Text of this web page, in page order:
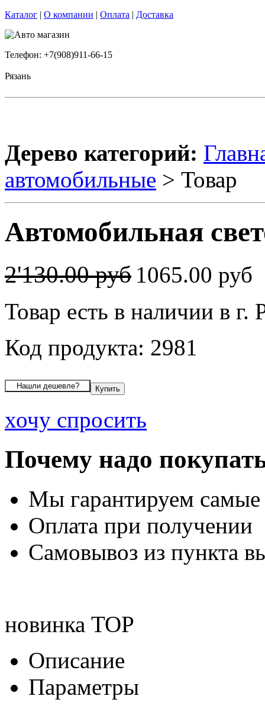
Каталог | О компании | Оплата | Доставка
Телефон: +7(908)911-66-15
Рязань
Дерево категорий:
автомобильные > Товар
Автомобильная
2'130.00 руб 1065.00 руб
Товар есть в наличии в г.
Код продукта: 2981
хочу спросить
Почему надо
Мы гарантируем
Оплата при получении
Самовывоз из пункта
новинка TOP
Описание
Параметры